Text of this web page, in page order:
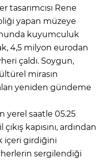
tasarımcısı Rene
yapan müzeye
kuyumculuk
4,5 milyon eurodan
çaldı. Soygun,
mirasın
yeniden gündeme
yerel saatle 05.25
kapısını, ardından
içeri girdiğini
sergilendiği